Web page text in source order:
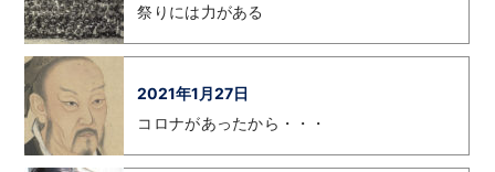
祭りには力がある
2021年1月27日
コロナがあったから・・・